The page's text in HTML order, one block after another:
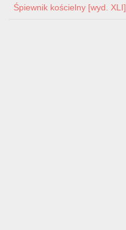
Śpiewnik kościelny [wyd. XLI]